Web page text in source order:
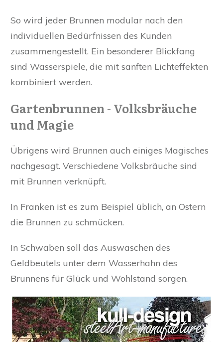
So wird jeder Brunnen modular nach den
individuellen Bedürfnissen des Kunden
zusammengestellt. Ein besonderer Blickfang
sind Wasserspiele, die mit sanften Lichteffekten
kombiniert werden.
Gartenbrunnen - Volksbräuche
und Magie
Übrigens wird Brunnen auch einiges Magisches
nachgesagt. Verschiedene Volksbräuche sind
mit Brunnen verknüpft.
In Franken ist es zum Beispiel üblich, an Ostern
die Brunnen zu schmücken.
In Schwaben soll das Auswaschen des
Geldbeutels unter dem Wasserhahn des
Brunnens für Glück und Wohlstand sorgen.